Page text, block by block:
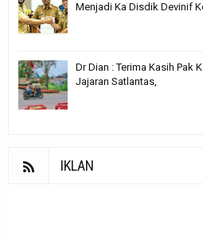
Menjadi Ka Disdik Devinif
Dr Dian : Terima Kasih Pak
Jajaran Satlantas,
IKLAN